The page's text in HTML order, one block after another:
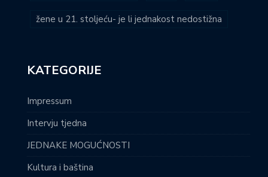
žene u 21. stoljeću- je li jednakost nedostižna
KATEGORIJE
Impressum
Intervju tjedna
JEDNAKE MOGUĆNOSTI
Kultura i baština